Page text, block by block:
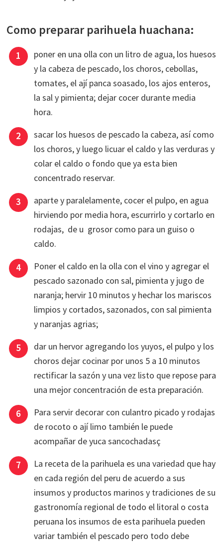
Como preparar parihuela huachana:
poner en una olla con un litro de agua, los huesos
y la cabeza de pescado, los choros, cebollas,
tomates, el ají panca soasado, los ajos enteros,
la sal y pimienta; dejar cocer durante media
hora.
sacar los huesos de pescado la cabeza, así como
los choros, y luego licuar el caldo y las verduras y
colar el caldo o fondo que ya esta bien
concentrado reservar.
aparte y paralelamente, cocer el pulpo, en agua
hirviendo por media hora, escurrirlo y cortarlo en
rodajas, de u grosor como para un guiso o
caldo.
Poner el caldo en la olla con el vino y agregar el
pescado sazonado con sal, pimienta y jugo de
naranja; hervir 10 minutos y hechar los mariscos
limpios y cortados, sazonados, con sal pimienta
y naranjas agrias;
dar un hervor agregando los yuyos, el pulpo y los
choros dejar cocinar por unos 5 a 10 minutos
rectificar la sazón y una vez listo que repose para
una mejor concentración de esta preparación.
Para servir decorar con culantro picado y rodajas
de rocoto o ají limo también le puede
acompañar de yuca sancochadasç
La receta de la parihuela es una variedad que hay
en cada región del peru de acuerdo a sus
insumos y productos marinos y tradiciones de su
gastronomía regional de todo el litoral o costa
peruana los insumos de esta parihuela pueden
variar también el pescado pero todo debe